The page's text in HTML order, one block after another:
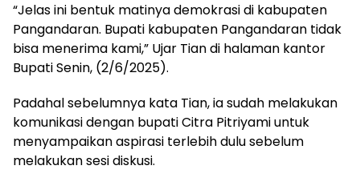
“Jelas ini bentuk matinya demokrasi di kabupaten
Pangandaran. Bupati kabupaten Pangandaran tidak
bisa menerima kami,” Ujar Tian di halaman kantor
Bupati Senin, (2/6/2025).
Padahal sebelumnya kata Tian, ia sudah melakukan
komunikasi dengan bupati Citra Pitriyami untuk
menyampaikan aspirasi terlebih dulu sebelum
melakukan sesi diskusi.